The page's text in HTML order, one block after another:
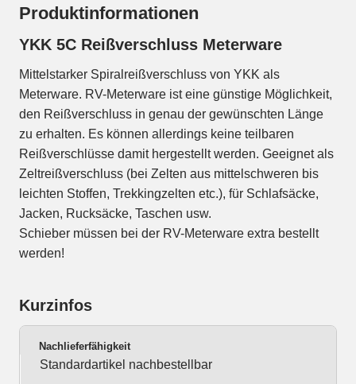
Produktinformationen
YKK 5C Reißverschluss Meterware
Mittelstarker Spiralreißverschluss von YKK als
Meterware. RV-Meterware ist eine günstige Möglichkeit,
den Reißverschluss in genau der gewünschten Länge
zu erhalten. Es können allerdings keine teilbaren
Reißverschlüsse damit hergestellt werden. Geeignet als
Zeltreißverschluss (bei Zelten aus mittelschweren bis
leichten Stoffen, Trekkingzelten etc.), für Schlafsäcke,
Jacken, Rucksäcke, Taschen usw.
Schieber müssen bei der RV-Meterware extra bestellt
werden!
Kurzinfos
Nachlieferfähigkeit
Standardartikel nachbestellbar